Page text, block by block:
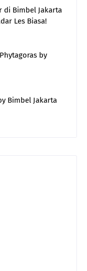
di Bimbel Jakarta
Les Biasa!
by
Bimbel Jakarta